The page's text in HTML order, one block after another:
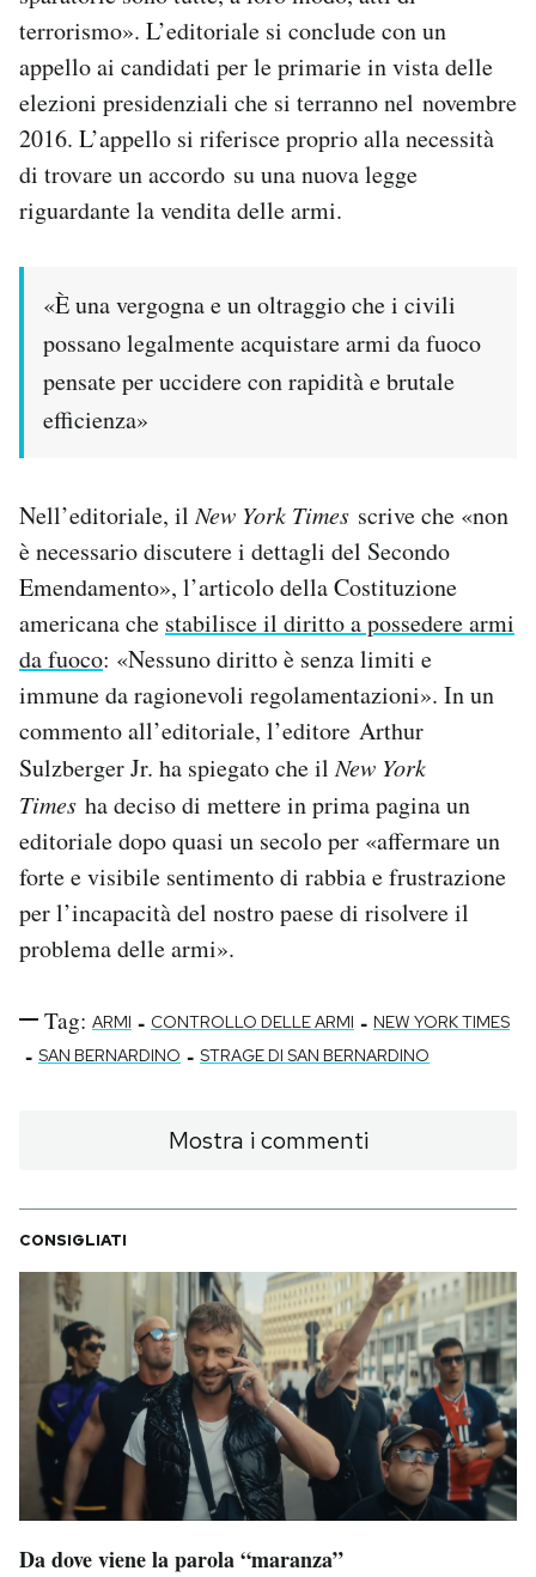
terrorismo». L’editoriale si conclude con un
appello ai candidati per le primarie in vista delle
elezioni presidenziali che si terranno nel novembre
2016. L’appello si riferisce proprio alla necessità
di trovare un accordo su una nuova legge
riguardante la vendita delle armi.
«È una vergogna e un oltraggio che i civili
possano legalmente acquistare armi da fuoco
pensate per uccidere con rapidità e brutale
efficienza»
Nell’editoriale, ilNew York Times scrive che «non
è necessario discutere i dettagli del Secondo
Emendamento», l’articolo della Costituzione
americana che stabilisce il diritto a possedere armi
da fuoco: «Nessuno diritto è senza limiti e
immune da ragionevoli regolamentazioni». In un
commento all’editoriale, l’editore Arthur
Sulzberger Jr. ha spiegato che ilNew York
Times ha deciso di mettere in prima pagina un
editoriale dopo quasi un secolo per «affermare un
forte e visibile sentimento di rabbia e frustrazione
per l’incapacità del nostro paese di risolvere il
problema delle armi».
Tag: ARMI - CONTROLLO DELLE ARMI - NEW YORK TIMES
- SAN BERNARDINO - STRAGE DI SAN BERNARDINO
Mostra i commenti
CONSIGLIATI
Da dove viene la parola “maranza”